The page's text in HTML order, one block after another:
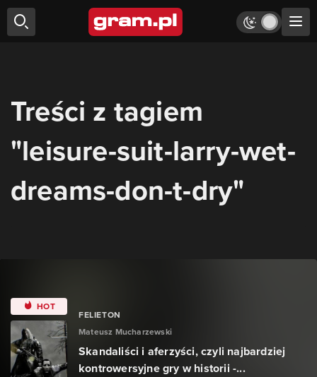
Treści z tagiem
"leisure-suit-larry-wet-
dreams-don-t-dry"
HOT
FELIETON
Mateusz Mucharzewski
Skandaliści i aferzyści, czyli najbardziej
kontrowersyjne gry w historii -...